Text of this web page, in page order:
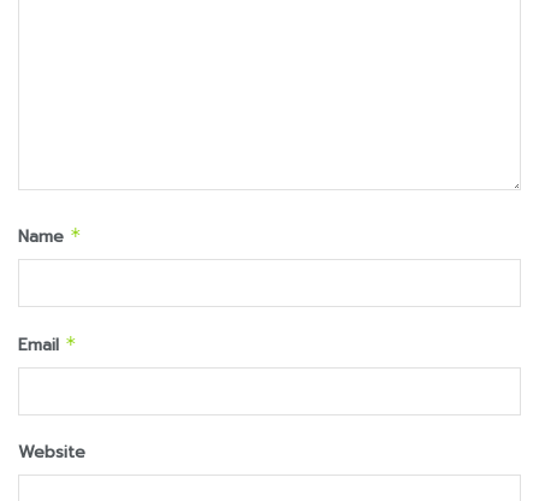
Name *
Email *
Website